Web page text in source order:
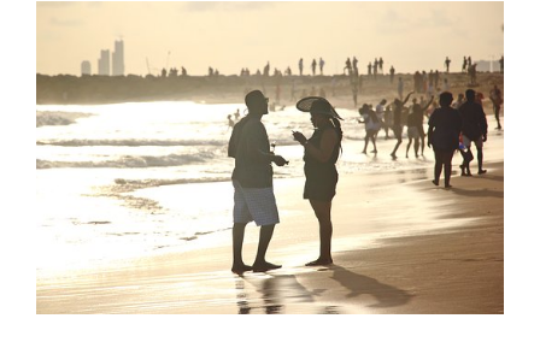
grösseres